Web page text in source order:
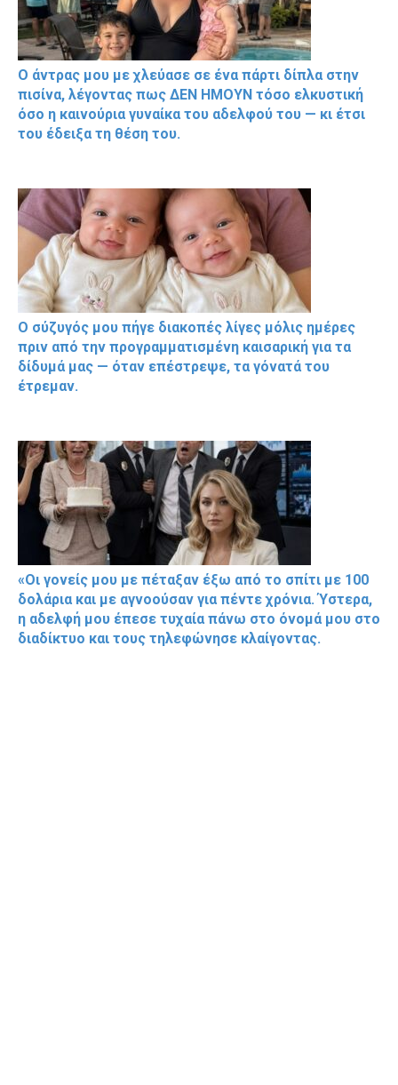
Ο άντρας μου με χλεύασε σε ένα πάρτι δίπλα στην
πισίνα, λέγοντας πως ΔΕΝ ΗΜΟΥΝ τόσο ελκυστική
όσο η καινούρια γυναίκα του αδελφού του — κι έτσι
του έδειξα τη θέση του.
Ο σύζυγός μου πήγε διακοπές λίγες μόλις ημέρες
πριν από την προγραμματισμένη καισαρική για τα
δίδυμά μας — όταν επέστρεψε, τα γόνατά του
έτρεμαν.
«Οι γονείς μου με πέταξαν έξω από το σπίτι με 100
δολάρια και με αγνοούσαν για πέντε χρόνια. Ύστερα,
η αδελφή μου έπεσε τυχαία πάνω στο όνομά μου στο
διαδίκτυο και τους τηλεφώνησε κλαίγοντας.